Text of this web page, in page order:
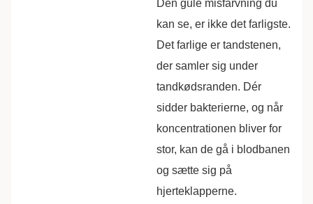
Den gule misfarvning du
kan se, er ikke det farligste.
Det farlige er tandstenen,
der samler sig under
tandkødsranden. Dér
sidder bakterierne, og når
koncentrationen bliver for
stor, kan de gå i blodbanen
og sætte sig på
hjerteklapperne.